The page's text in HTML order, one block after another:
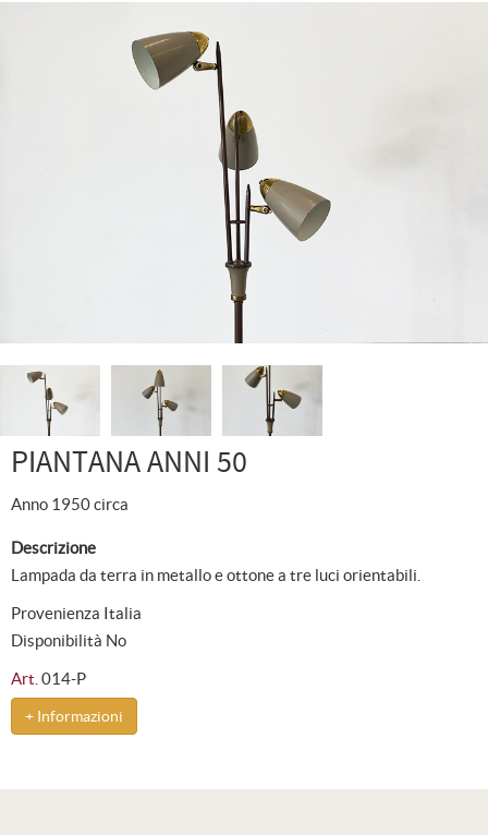
PIANTANA ANNI 50
Anno 1950 circa
Descrizione
Lampada da terra in metallo e ottone a tre luci orientabili.
Provenienza Italia
Disponibilità No
Art. 014-P
+ Informazioni